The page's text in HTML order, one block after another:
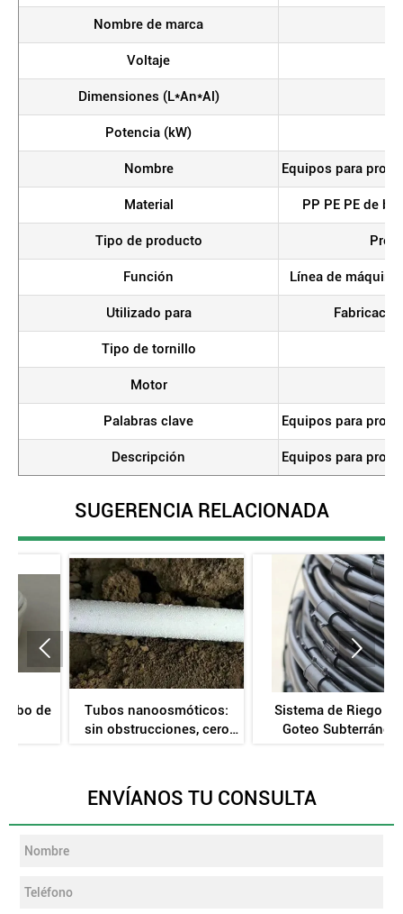
Nombre de marca
Voltaje
Dimensiones (L*An*Al)
Potencia (kW)
Nombre Equipos para
Material PP PE PE de
Tipo de producto
Función Línea de
Utilizado para
Tipo de tornillo
Motor
Palabras clave Equipos para
Descripción Equipos para
SUGERENCIA RELACIONADA
Tubos nanoosmóticos:
sin obstrucciones, cero
Sistema de Riego por
Goteo Subterráneo
 
ENVÍANOS TU CONSULTA